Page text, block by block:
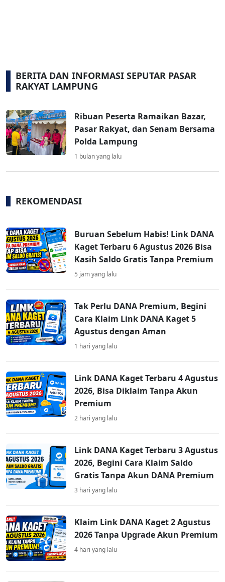
BERITA DAN INFORMASI SEPUTAR PASAR
RAKYAT LAMPUNG
Ribuan Peserta Ramaikan Bazar,
Pasar Rakyat, dan Senam Bersama
Polda Lampung
1 bulan yang lalu
REKOMENDASI
Buruan Sebelum Habis! Link DANA
Kaget Terbaru 6 Agustus 2026 Bisa
Kasih Saldo Gratis Tanpa Premium
5 jam yang lalu
Tak Perlu DANA Premium, Begini
Cara Klaim Link DANA Kaget 5
Agustus dengan Aman
1 hari yang lalu
Link DANA Kaget Terbaru 4 Agustus
2026, Bisa Diklaim Tanpa Akun
Premium
2 hari yang lalu
Link DANA Kaget Terbaru 3 Agustus
2026, Begini Cara Klaim Saldo
Gratis Tanpa Akun DANA Premium
3 hari yang lalu
Klaim Link DANA Kaget 2 Agustus
2026 Tanpa Upgrade Akun Premium
4 hari yang lalu